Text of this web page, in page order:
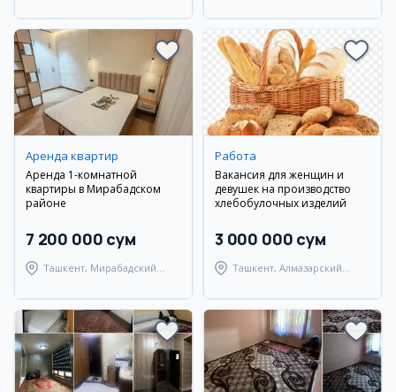
Аренда квартир
Аренда 1-комнатной
квартиры в Мирабадском
районе
7 200 000 сум
Ташкент, Мирабадский
Работа
Вакансия для женщин и
девушек на производство
хлебобулочных изделий
3 000 000 сум
Ташкент, Алмазарский